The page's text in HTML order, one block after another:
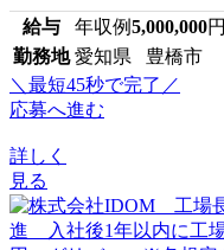
給与 年収例5,000,000円
勤務地 愛知県 豊橋市
＼最短45秒で完了／
応募へ進む
詳しく
見る